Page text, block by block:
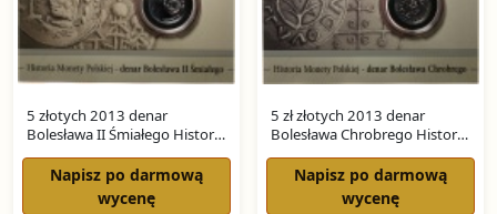
5 złotych 2013 denar
Bolesława II Śmiałego Historia
Monety Polskiej SREBRO
Napisz po darmową
wycenę
5 zł złotych 2013 denar
Bolesława Chrobrego Historia
Monety Polskiej SREBRO
Napisz po darmową
wycenę